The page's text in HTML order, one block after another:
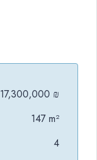
17,300,000 ₪
147 m²
4